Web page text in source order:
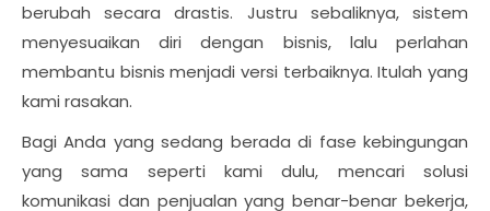
berubah secara drastis. Justru sebaliknya, sistem
menyesuaikan diri dengan bisnis, lalu perlahan
membantu bisnis menjadi versi terbaiknya. Itulah yang
kami rasakan.
Bagi Anda yang sedang berada di fase kebingungan
yang sama seperti kami dulu, mencari solusi
komunikasi dan penjualan yang benar-benar bekerja,